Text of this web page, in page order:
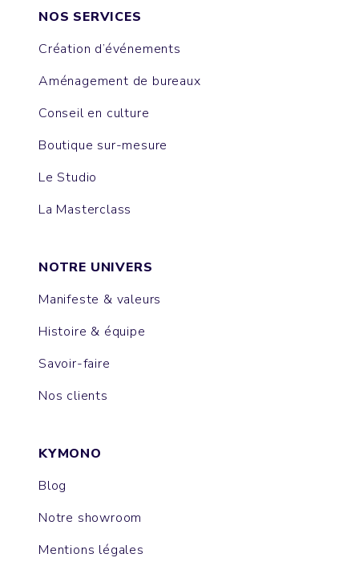
NOS SERVICES
Création d’événements
Aménagement de bureaux
Conseil en culture
Boutique sur-mesure
Le Studio
La Masterclass
NOTRE UNIVERS
Manifeste & valeurs
Histoire & équipe
Savoir-faire
Nos clients
KYMONO
Blog
Notre showroom
Mentions légales